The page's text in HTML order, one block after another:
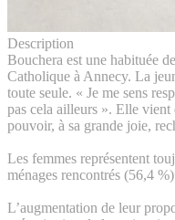
Description
Bouchera est une habituée
Catholique à Annecy. La
toute seule. « Je me sens
pas cela ailleurs ». Elle vient
pouvoir, à sa grande joie,
Les femmes représentent
ménages rencontrés (56,4
L’augmentation de leur